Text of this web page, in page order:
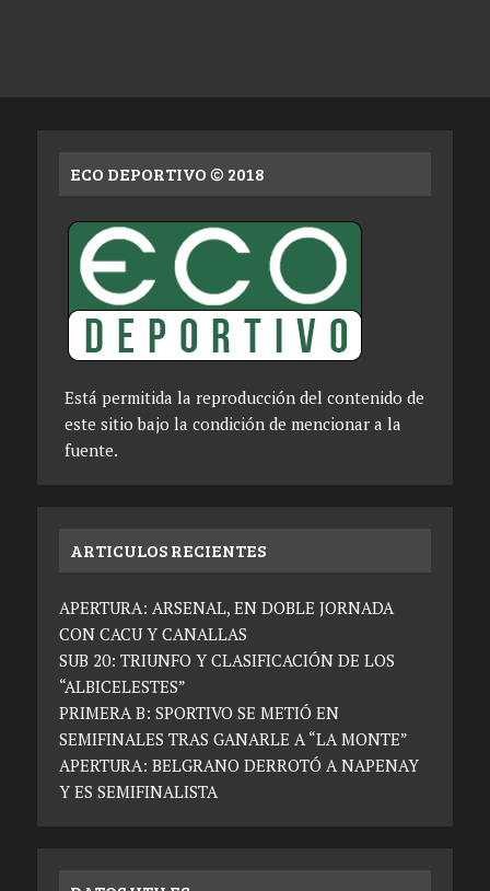
ECO DEPORTIVO © 2018
Está permitida la reproducción del contenido de
este sitio bajo la condición de mencionar a la
fuente.
ARTICULOS RECIENTES
APERTURA: ARSENAL, EN DOBLE JORNADA
CON CACU Y CANALLAS
SUB 20: TRIUNFO Y CLASIFICACIÓN DE LOS
“ALBICELESTES”
PRIMERA B: SPORTIVO SE METIÓ EN
SEMIFINALES TRAS GANARLE A “LA MONTE”
APERTURA: BELGRANO DERROTÓ A NAPENAY
Y ES SEMIFINALISTA